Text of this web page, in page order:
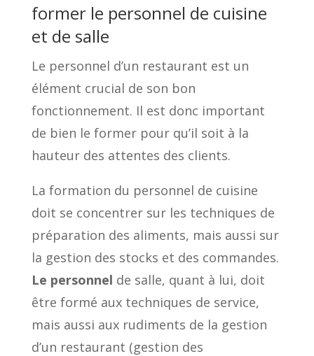
former le personnel de cuisine
et de salle
Le personnel d’un restaurant est un
élément crucial de son bon
fonctionnement. Il est donc important
de bien le former pour qu’il soit à la
hauteur des attentes des clients.
La formation du personnel de cuisine
doit se concentrer sur les techniques de
préparation des aliments, mais aussi sur
la gestion des stocks et des commandes.
Le personnel de salle, quant à lui, doit
être formé aux techniques de service,
mais aussi aux rudiments de la gestion
d’un restaurant (gestion des